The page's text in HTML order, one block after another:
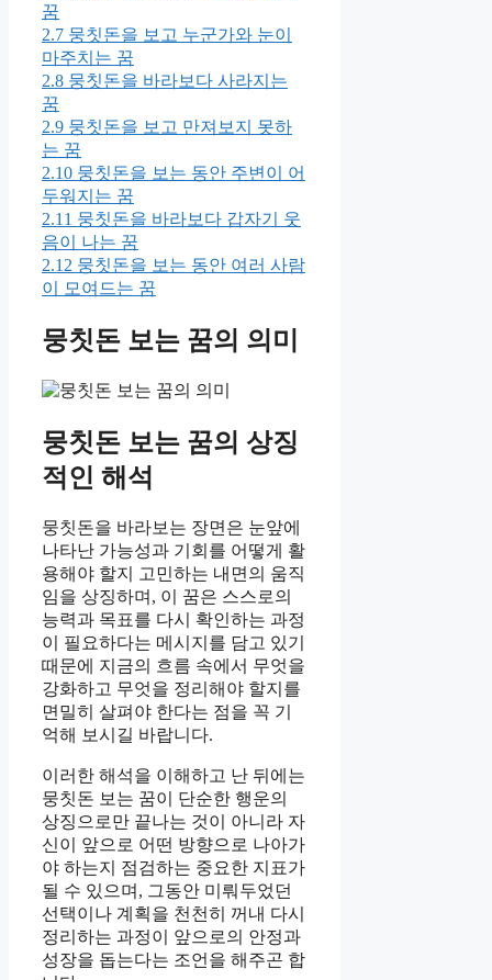
꿈
2.7 뭉칫돈을 보고 누군가와 눈이
마주치는 꿈
2.8 뭉칫돈을 바라보다 사라지는
꿈
2.9 뭉칫돈을 보고 만져보지 못하
는 꿈
2.10 뭉칫돈을 보는 동안 주변이 어
두워지는 꿈
2.11 뭉칫돈을 바라보다 갑자기 웃
음이 나는 꿈
2.12 뭉칫돈을 보는 동안 여러 사람
이 모여드는 꿈
뭉칫돈 보는 꿈의 의미
뭉칫돈 보는 꿈의 상징
적인 해석
뭉칫돈을 바라보는 장면은 눈앞에
나타난 가능성과 기회를 어떻게 활
용해야 할지 고민하는 내면의 움직
임을 상징하며, 이 꿈은 스스로의
능력과 목표를 다시 확인하는 과정
이 필요하다는 메시지를 담고 있기
때문에 지금의 흐름 속에서 무엇을
강화하고 무엇을 정리해야 할지를
면밀히 살펴야 한다는 점을 꼭 기
억해 보시길 바랍니다.
이러한 해석을 이해하고 난 뒤에는
뭉칫돈 보는 꿈이 단순한 행운의
상징으로만 끝나는 것이 아니라 자
신이 앞으로 어떤 방향으로 나아가
야 하는지 점검하는 중요한 지표가
될 수 있으며, 그동안 미뤄두었던
선택이나 계획을 천천히 꺼내 다시
정리하는 과정이 앞으로의 안정과
성장을 돕는다는 조언을 해주곤 합